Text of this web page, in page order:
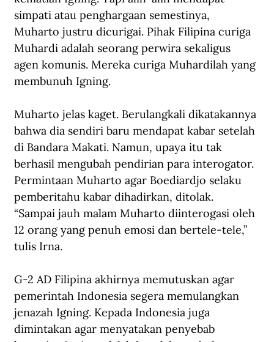
simpati atau penghargaan semestinya,
Muharto justru dicurigai. Pihak Filipina curiga
Muhardi adalah seorang perwira sekaligus
agen komunis. Mereka curiga Muhardilah yang
membunuh Igning.
Muharto jelas kaget. Berulangkali dikatakannya
bahwa dia sendiri baru mendapat kabar setelah
di Bandara Makati. Namun, upaya itu tak
berhasil mengubah pendirian para interogator.
Permintaan Muharto agar Boediardjo selaku
pemberitahu kabar dihadirkan, ditolak.
“Sampai jauh malam Muharto diinterogasi oleh
12 orang yang penuh emosi dan bertele-tele,”
tulis Irna.
G-2 AD Filipina akhirnya memutuskan agar
pemerintah Indonesia segera memulangkan
jenazah Igning. Kepada Indonesia juga
dimintakan agar menyatakan penyebab